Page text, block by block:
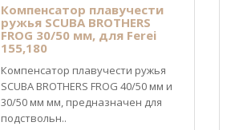
Компенсатор плавучести
ружья SCUBA BROTHERS
FROG 30/50 мм, для Ferei
155,180
Компенсатор плавучести ружья
SCUBA BROTHERS FROG 40/50 мм и
30/50 мм мм, предназначен для
подствольн..